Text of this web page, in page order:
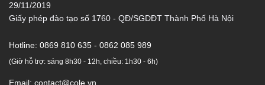
29/11/2019
Giấy phép đào tạo số 1760 - QĐ/SGDĐT Thành Phố Hà Nội
Hotline: 0869 810 635 - 0862 085 989
(Giờ hỗ trợ: sáng 8h30 - 12h, chiều: 1h30 - 6h)
Email: contact@cole.vn